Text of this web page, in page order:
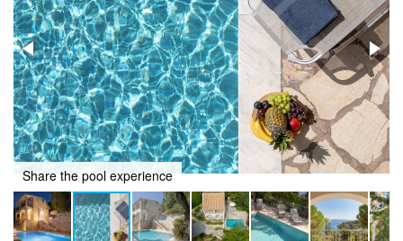
Harmony and style of private pool and property